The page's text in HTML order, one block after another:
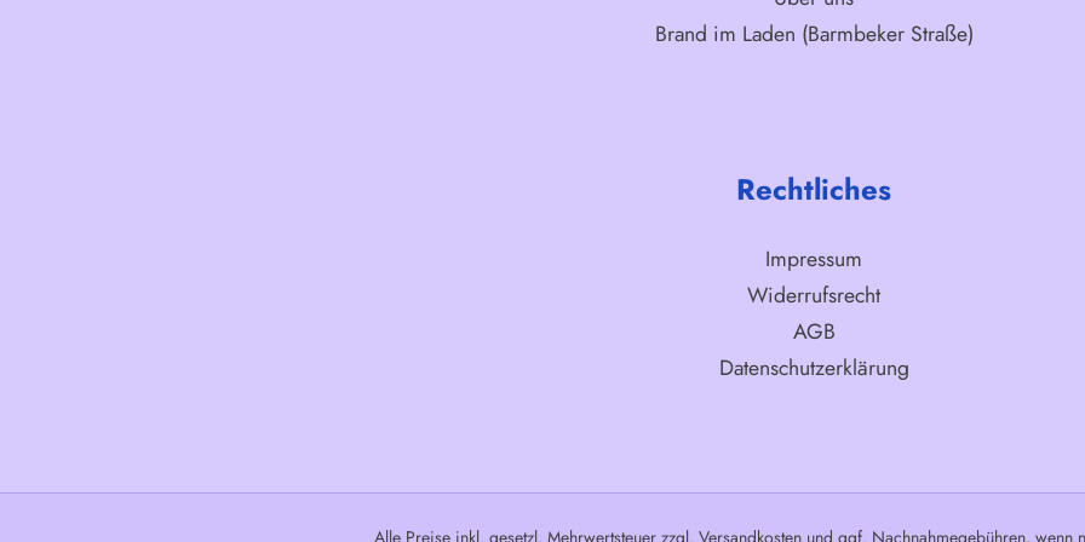
Brand im Laden (Barmbeker Straße)
Rechtliches
Impressum
Widerrufsrecht
AGB
Datenschutzerklärung
Alle Preise inkl. gesetzl. Mehrwertsteuer zzgl. Versandkostenund ggf. Nachnahmegebühren, wenn